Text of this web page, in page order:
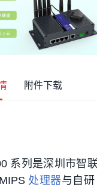
附件下载
系列是深圳市智
处理器与自